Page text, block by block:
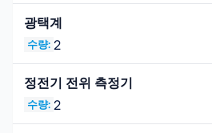
광택계
수량: 2
정전기 전위 측정기
수량: 2